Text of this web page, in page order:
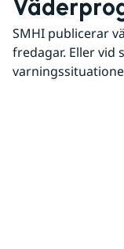
SMHI publicerar
fredagar. Eller vid